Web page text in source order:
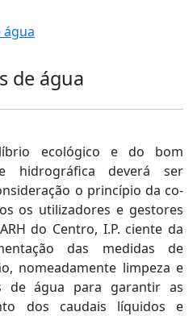
água
de água
ecológico e do bom
hidrográfica deverá ser
o princípio da co-
os utilizadores e gestores
do Centro, I.P. ciente da
das medidas de
nomeadamente limpeza e
de água para garantir as
dos caudais líquidos e